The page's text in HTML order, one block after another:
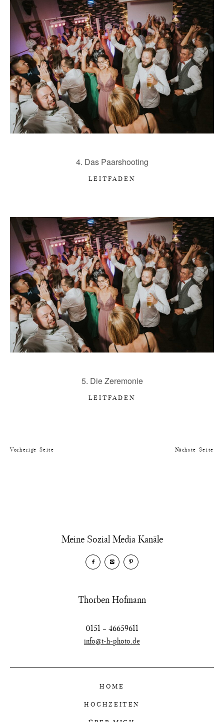
4. Das Paarshooting
LEITFADEN
5. Die Zeremonie
LEITFADEN
Vorherige Seite Nächste Seite
Meine Sozial Media Kanäle
Thorben Hofmann
0151 – 46659611
info@t-h-photo.de
HOME
HOCHZEITEN